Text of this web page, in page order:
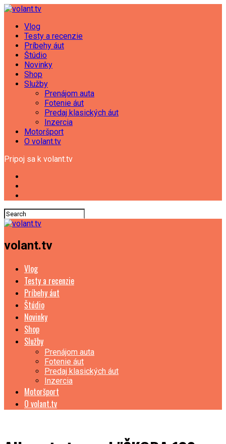
Vlog
Testy a recenzie
Príbehy áut
Štúdio
Novinky
Shop
Služby
Prenájom auta
Fotenie áut
Predaj klasických áut
Inzercia
Motoršport
O volant.tv
Pripoj sa k volant.tv
volant.tv
Vlog
Testy a recenzie
Príbehy áut
Štúdio
Novinky
Shop
Služby
Prenájom auta
Fotenie áut
Predaj klasických áut
Inzercia
Motoršport
O volant.tv